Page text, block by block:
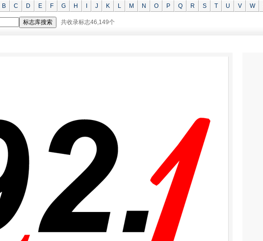
B C D E F G H J K L M N O P Q R S T U V W
共收录标志46,149个